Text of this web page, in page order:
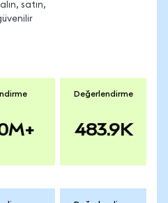
satın,
Değerlendirme
483.9K